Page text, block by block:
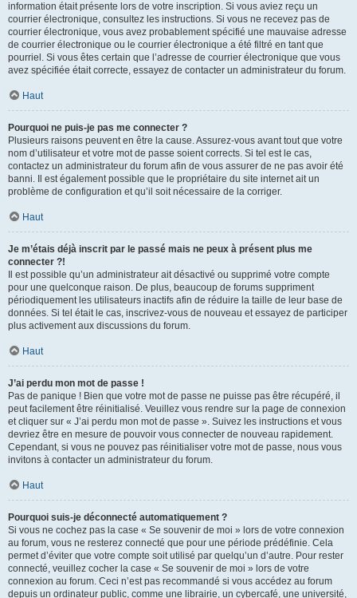
information était présente lors de votre inscription. Si vous aviez reçu un
courrier électronique, consultez les instructions. Si vous ne recevez pas de
courrier électronique, vous avez probablement spécifié une mauvaise adresse
de courrier électronique ou le courrier électronique a été filtré en tant que
pourriel. Si vous êtes certain que l’adresse de courrier électronique que vous
avez spécifiée était correcte, essayez de contacter un administrateur du forum.
Haut
Pourquoi ne puis-je pas me connecter ?
Plusieurs raisons peuvent en être la cause. Assurez-vous avant tout que votre
nom d’utilisateur et votre mot de passe soient corrects. Si tel est le cas,
contactez un administrateur du forum afin de vous assurer de ne pas avoir été
banni. Il est également possible que le propriétaire du site internet ait un
problème de configuration et qu’il soit nécessaire de la corriger.
Haut
Je m’étais déjà inscrit par le passé mais ne peux à présent plus me
connecter ?!
Il est possible qu’un administrateur ait désactivé ou supprimé votre compte
pour une quelconque raison. De plus, beaucoup de forums suppriment
périodiquement les utilisateurs inactifs afin de réduire la taille de leur base de
données. Si tel était le cas, inscrivez-vous de nouveau et essayez de participer
plus activement aux discussions du forum.
Haut
J’ai perdu mon mot de passe !
Pas de panique ! Bien que votre mot de passe ne puisse pas être récupéré, il
peut facilement être réinitialisé. Veuillez vous rendre sur la page de connexion
et cliquer sur « J’ai perdu mon mot de passe ». Suivez les instructions et vous
devriez être en mesure de pouvoir vous connecter de nouveau rapidement.
Cependant, si vous ne pouvez pas réinitialiser votre mot de passe, nous vous
invitons à contacter un administrateur du forum.
Haut
Pourquoi suis-je déconnecté automatiquement ?
Si vous ne cochez pas la case « Se souvenir de moi » lors de votre connexion
au forum, vous ne resterez connecté que pour une période prédéfinie. Cela
permet d’éviter que votre compte soit utilisé par quelqu’un d’autre. Pour rester
connecté, veuillez cocher la case « Se souvenir de moi » lors de votre
connexion au forum. Ceci n’est pas recommandé si vous accédez au forum
depuis un ordinateur public, comme une librairie, un cybercafé, une université,